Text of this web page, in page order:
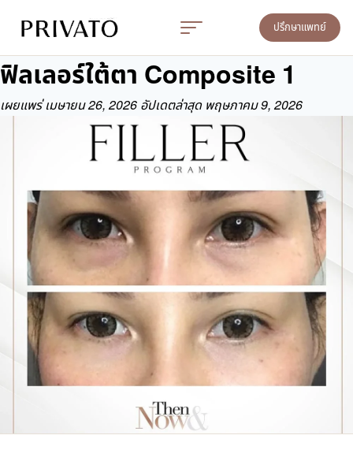
ปรึกษาแพทย์
ฟิลเลอร์ใต้ตา Composite 1
เผยแพร่เมษายน 26, 2026 อัปเดตล่าสุด พฤษภาคม 9, 2026